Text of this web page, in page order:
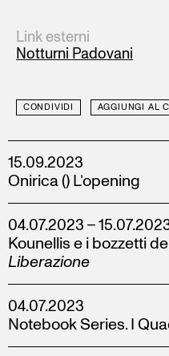
Link esterni
Notturni Padovani
CONDIVIDI AGGIUNGI AL
15.09.2023
Onirica () L’opening
04.07.2023 –
Kounellis e i bozzetti
Liberazione
04.07.2023
Notebook Series. I